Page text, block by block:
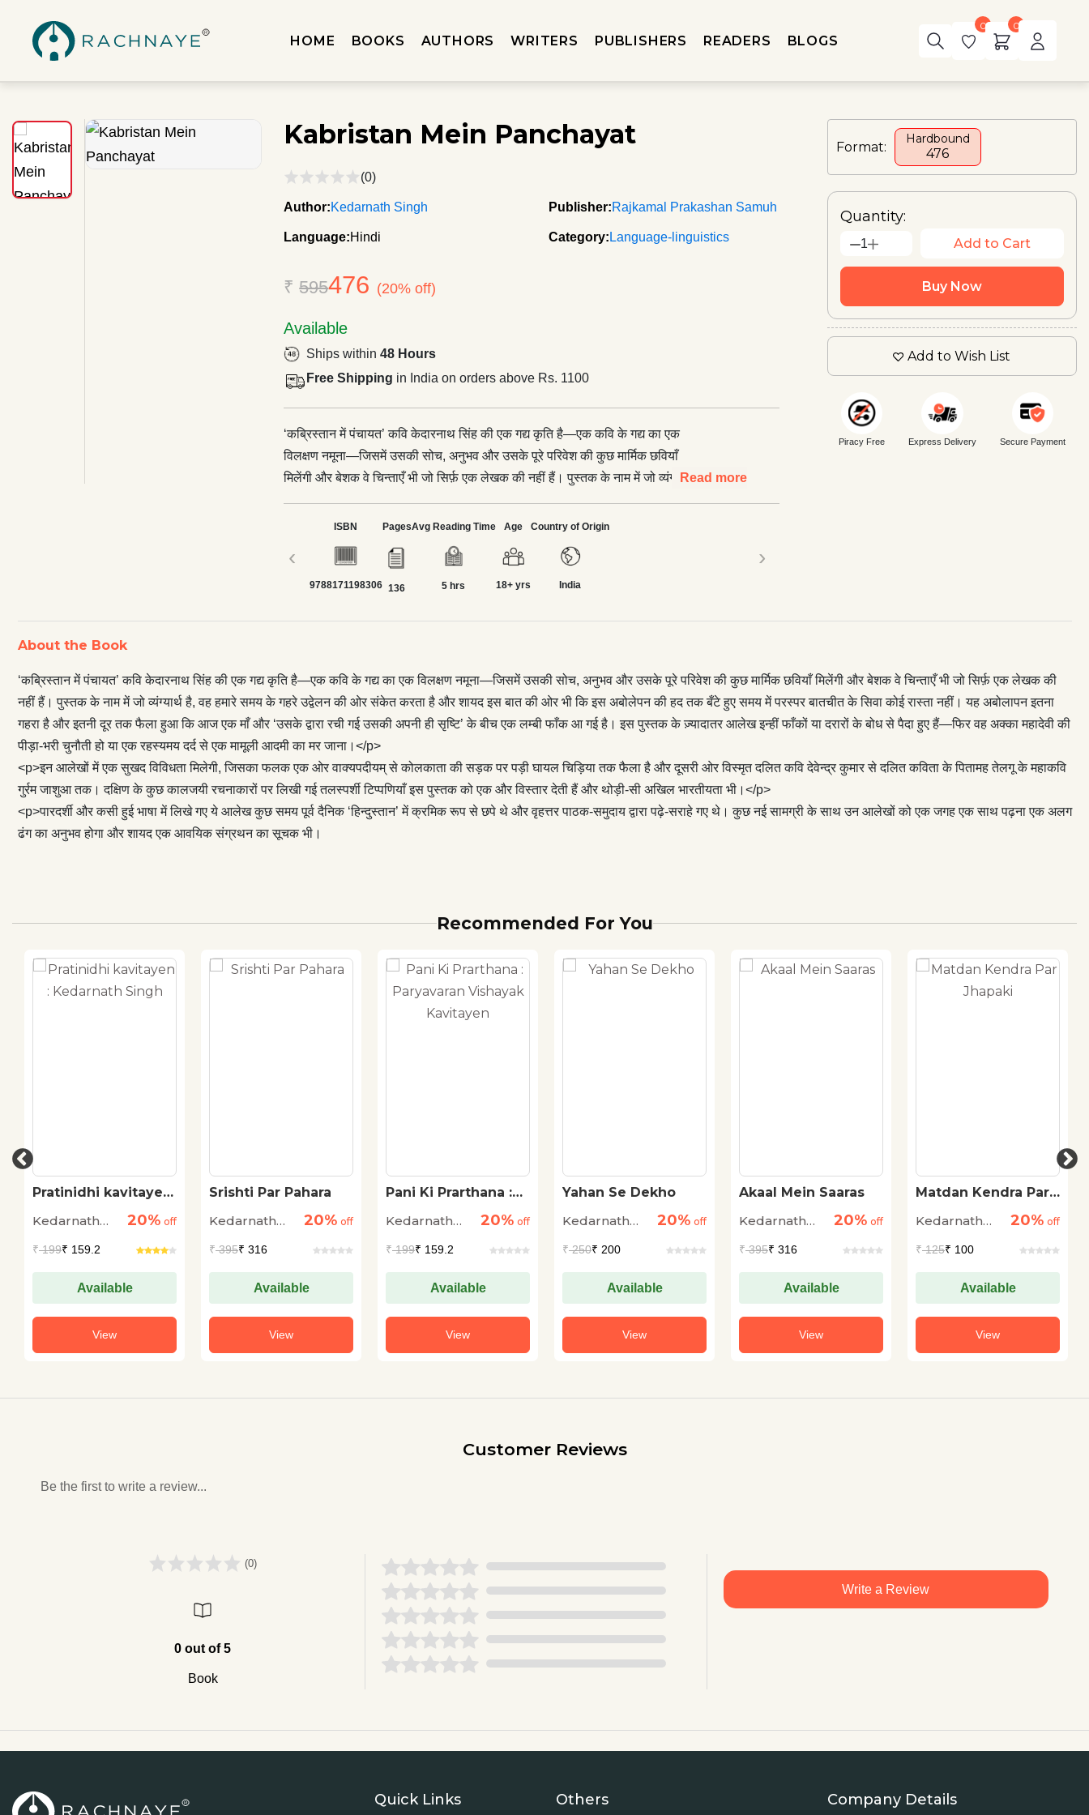
HOME BOOKS AUTHORS WRITERS PUBLISHERS READERS BLOGS
0 0
Kabristan Mein Panchayat
(0)
Author:Kedarnath Singh Publisher:Rajkamal Prakashan Samuh
Language:Hindi Category: Language-linguistics
₹595476 (20% off)
Available
Ships within48 Hours
Free Shipping in India on orders above Rs. 1100
‘कब्रिस्तान में पंचायत’ कवि केदारनाथ सिंह की एक गद्य कृति है—एक कवि के गद्य का एक
विलक्षण नमूना—जिसमें उसकी सोच, अनुभव और उसके पूरे परिवेश की कुछ मार्मिक छवियाँ
मिलेंगी और बेशक वे चिन्ताएँ भी जो सिर्फ़ एक लेखक की नहीं हैं। पुस्तक के नाम में जो व्यंग्यार्थ है,
अबोलेपन की हद तक बँटे हुए समय में परस्पर बातचीत के सिवा कोई रास्ता नहीं। यह अबोलापन
इतना गहरा है और इतनी दूर तक फैला हुआ कि आज एक माँ और ‘उसके द्वारा रची गई उसकी
अपनी ही सृष्टि’ के बीच एक लम्बी फाँक आ गई है। इस पुस्तक के ज़्यादातर आलेख इन्हीं फाँकों
या दरारों के बोध से पैदा हुए हैं—फिर वह अक्का महादेवी की पीड़ा-भरी चुनौती हो या एक
के महाकवि गुर्रम जाशुआ तक। दक्षिण के कुछ कालजयी रचनाकारों पर लिखी गई तलस्पर्शी
टिप्पणियाँ इस पुस्तक को एक और विस्तार देती हैं और थोड़ी-सी अखिल भारतीयता भी।</p>
<p>पारदर्शी और कसी हुई भाषा में लिखे गए ये आलेख कुछ समय पूर्व दैनिक ‘हिन्दुस्तान’ में
क्रमिक रूप से छपे थे और वृहत्तर पाठक-समुदाय द्वारा पढ़े-सराहे गए थे। कुछ नई सामग्री के
साथ उन आलेखों को एक जगह एक साथ पढ़ना एक अलग ढंग का अनुभव होगा और शायद एक
आवयिक संग्रथन का सूचक भी।
Read more
‹
ISBN
9788171198306
Pages
136
Avg Reading Time
5 hrs
Age
18+ yrs
Country of Origin
India
›
Format:
Hardbound
₹476
Quantity:
1 Add to Cart
Buy Now
Add to Wish List
Piracy Free Express Delivery Secure Payment
About the Book
‘कब्रिस्तान में पंचायत’ कवि केदारनाथ सिंह की एक गद्य कृति है—एक कवि के गद्य का एक विलक्षण नमूना—जिसमें उसकी सोच, अनुभव और उसके पूरे परिवेश की कुछ मार्मिक छवियाँ मिलेंगी और बेशक वे चिन्ताएँ भी जो सिर्फ़ एक लेखक की
नहीं हैं। पुस्तक के नाम में जो व्यंग्यार्थ है, वह हमारे समय के गहरे उद्वेलन की ओर संकेत करता है और शायद इस बात की ओर भी कि इस अबोलेपन की हद तक बँटे हुए समय में परस्पर बातचीत के सिवा कोई रास्ता नहीं। यह अबोलापन इतना
गहरा है और इतनी दूर तक फैला हुआ कि आज एक माँ और ‘उसके द्वारा रची गई उसकी अपनी ही सृष्टि’ के बीच एक लम्बी फाँक आ गई है। इस पुस्तक के ज़्यादातर आलेख इन्हीं फाँकों या दरारों के बोध से पैदा हुए हैं—फिर वह अक्का महादेवी की
पीड़ा-भरी चुनौती हो या एक रहस्यमय दर्द से एक मामूली आदमी का मर जाना।</p>
<p>इन आलेखों में एक सुखद विविधता मिलेगी, जिसका फलक एक ओर वाक्यपदीयम् से कोलकाता की सड़क पर पड़ी घायल चिड़िया तक फैला है और दूसरी ओर विस्मृत दलित कवि देवेन्द्र कुमार से दलित कविता के पितामह तेलगू के महाकवि
गुर्रम जाशुआ तक। दक्षिण के कुछ कालजयी रचनाकारों पर लिखी गई तलस्पर्शी टिप्पणियाँ इस पुस्तक को एक और विस्तार देती हैं और थोड़ी-सी अखिल भारतीयता भी।</p>
<p>पारदर्शी और कसी हुई भाषा में लिखे गए ये आलेख कुछ समय पूर्व दैनिक ‘हिन्दुस्तान’ में क्रमिक रूप से छपे थे और वृहत्तर पाठक-समुदाय द्वारा पढ़े-सराहे गए थे। कुछ नई सामग्री के साथ उन आलेखों को एक जगह एक साथ पढ़ना एक अलग
ढंग का अनुभव होगा और शायद एक आवयिक संग्रथन का सूचक भी।
Recommended For You
Pratinidhi kavitayen
Kedarnath
20% off
₹199₹ 159.2
Available
View
Srishti Par Pahara
Kedarnath
20% off
₹395₹ 316
Available
View
Pani Ki Prarthana :
Kavitayen
Kedarnath
20% off
₹199₹ 159.2
Available
View
Yahan Se Dekho
Kedarnath
20% off
₹250₹ 200
Available
View
Akaal Mein Saaras
Kedarnath
20% off
₹395₹ 316
Available
View
Matdan Kendra Par
Kedarnath
20% off
₹125₹ 100
Available
View
Customer Reviews
Be the first to write a review...
(0)
0 out of 5
Book
Write a Review
Quick Links Others Company Details